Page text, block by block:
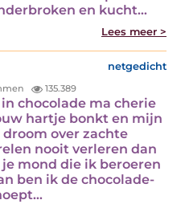
en kucht…
Lees meer >
netgedicht
135.389
chocolade ma cherie
hartje bonkt en mijn
over zachte
nooit verleren dan
mond die ik beroeren
ben ik de chocolade-